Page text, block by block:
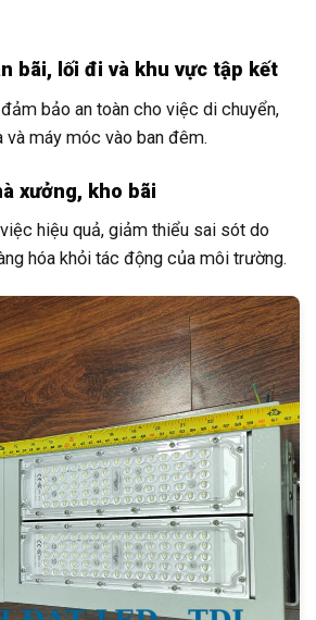
bãi, lối đi và khu vực tập kết
bảo an toàn cho việc di chuyển,
và máy móc vào ban đêm.
xưởng, kho bãi
hiệu quả, giảm thiểu sai sót do
hóa khỏi tác động của môi trường.